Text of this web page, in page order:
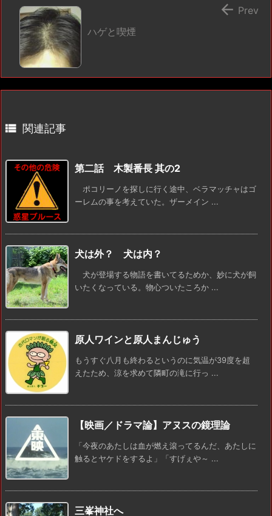
ハゲと喫煙
 Prev
 関連記事
第二話 木製番長 其の2
ポコリーノを探しに行く途中、ベラマッチャはゴ
ーレムの事を考えていた。ザーメイン ...
犬は外？ 犬は内？
犬が登場する物語を書いてるためか、妙に犬が飼
いたくなっている。物心ついたころか ...
原人ワインと原人まんじゅう
もうすぐ八月も終わるというのに気温が39度を超
えたため、涼を求めて隣町の滝に行っ ...
【映画／ドラマ論】アヌスの鏡理論
「今夜のあたしは血が燃え滾ってるんだ、あたしに
触るとヤケドをするよ」「すげぇや～ ...
三峯神社へ